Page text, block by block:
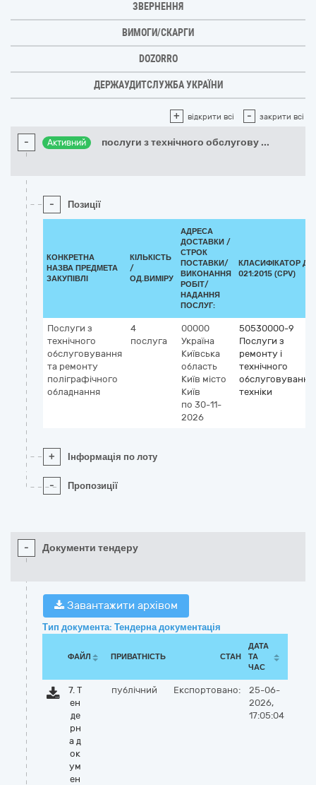
ЗВЕРНЕННЯ
ВИМОГИ/СКАРГИ
DOZORRO
ДЕРЖАУДИТСЛУЖБА УКРАЇНИ
+ відкрити всі - закрити всі
- Активний послуги з технічного обслугову ...
- Позиції
КОНКРЕТНА
НАЗВА ПРЕДМЕТА
ЗАКУПІВЛІ
КІЛЬКІСТЬ
/
ОД.ВИМІРУ
АДРЕСА
ДОСТАВКИ /
СТРОК
ПОСТАВКИ/
ВИКОНАННЯ
РОБІТ/
НАДАННЯ
ПОСЛУГ:
КЛАСИФІКАТОР ДК
021:2015 (CPV)
Послуги з
технічного
обслуговування
та ремонту
поліграфічного
обладнання
4
послуга
00000
Україна
Київська
область
Київ місто
Київ
по 30-11-
2026
50530000-9
Послуги з
ремонту і
технічного
обслуговування
техніки
+ Інформація по лоту
- Пропозиції
- Документи тендеру
Завантажити архівом
Тип документа: Тендерна документація
ФАЙЛ ПРИВАТНІСТЬ СТАН
ДАТА
ТА
ЧАС
7. Т
ен
де
рн
а д
ок
ум
ен
публічний Експортовано:
25-06-
2026,
17:05:04